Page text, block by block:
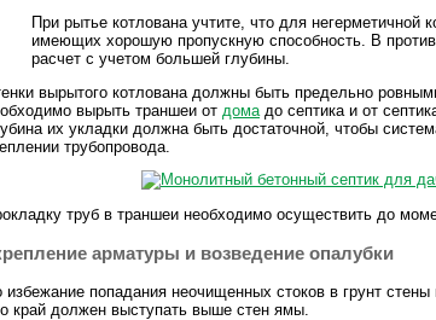
При рытье котлована учтите, что для негерметичной
имеющих хорошую пропускную способность. В
расчет с учетом большей глубины.
вырытого котлована должны быть предельно
вырыть траншеи от дома до септика и от
их укладки должна быть достаточной, чтобы
трубопровода.
труб в траншеи необходимо осуществить до
арматуры и возведение опалубки
избежание попадания неочищенных стоков в грунт
край должен выступать выше стен ямы.